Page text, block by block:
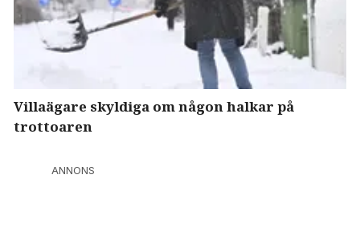
Villaägare skyldiga om någon halkar på
trottoaren
ANNONS